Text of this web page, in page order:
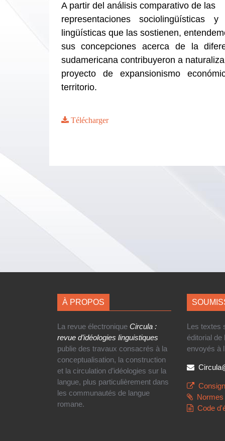
A partir del análisis comparativo de las
representaciones sociolingüísticas
lingüísticas que las sostienen,
sus concepciones acerca de la
sudamericana contribuyeron a
proyecto de expansionismo
territorio.
Télécharger
À PROPOS
La revue électronique Circula :
revue d’idéologies linguistiques
publie des travaux consacrés à la
conceptualisation, la construction
et la circulation d’idéologies sur la
langue, plus particulièrement dans
les communautés de langue
romane.
Les textes
éditorial de
envoyés à
Code